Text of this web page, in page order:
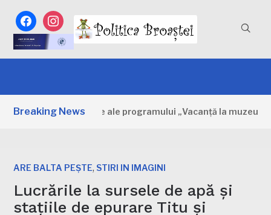
facebookinstagram
Breaking News
Primele zile ale programului „Vacanță la muzeu”
ARE BALTA PEȘTE, STIRI IN IMAGINI
Lucrările la sursele de apă și
stațiile de epurare Titu și